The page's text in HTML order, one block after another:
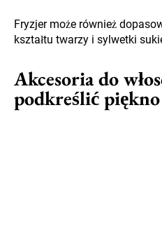
Fryzjer może również
kształtu twarzy i sylwetki
Akcesoria do
podkreślić piękno